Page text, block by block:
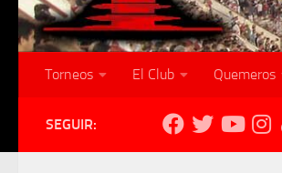
Torneos El Club Quemeros
SEGUIR: